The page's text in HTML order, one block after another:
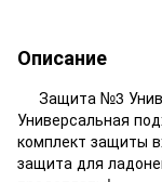
Описание
Защита №3
Универсальная
комплект защиты
защита для